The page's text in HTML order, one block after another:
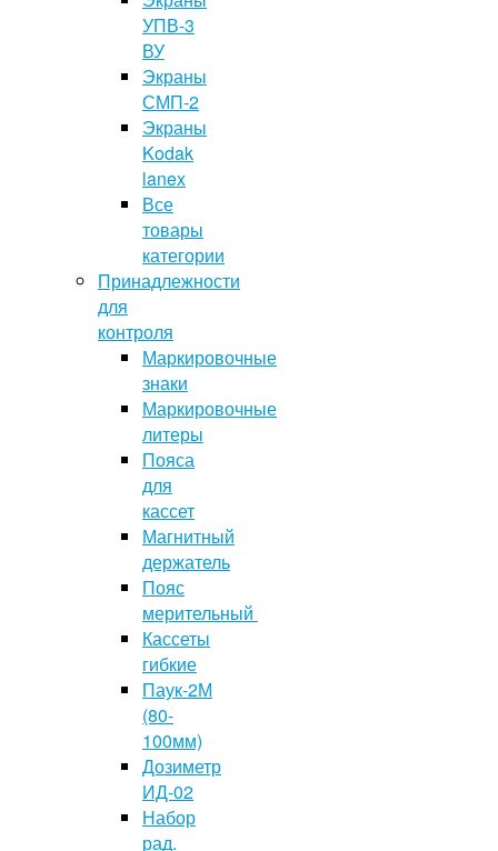
УПВ-3
ВУ
Экраны
СМП-2
Экраны
Kodak
lanex
Все
товары
категории
Принадлежности
для
контроля
Маркировочные
знаки
Маркировочные
литеры
Пояса
для
кассет
Магнитный
держатель
Пояс
мерительный
Кассеты
гибкие
Паук-2М
(80-
100мм)
Дозиметр
ИД-02
Набор
рад.